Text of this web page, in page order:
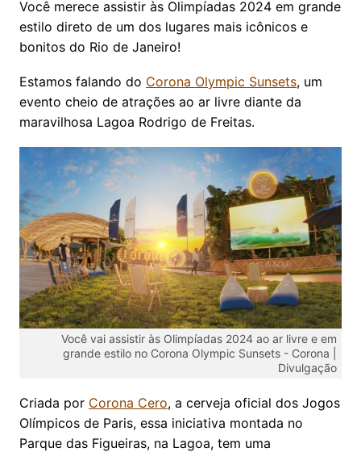
Você merece assistir às Olimpíadas 2024 em grande
estilo direto de um dos lugares mais icônicos e
bonitos do Rio de Janeiro!
Estamos falando do Corona Olympic Sunsets, um
evento cheio de atrações ao ar livre diante da
maravilhosa Lagoa Rodrigo de Freitas.
Você vai assistir às Olimpíadas 2024 ao ar livre e em
grande estilo no Corona Olympic Sunsets - Corona |
Divulgação
Criada por Corona Cero, a cerveja oficial dos Jogos
Olímpicos de Paris, essa iniciativa montada no
Parque das Figueiras, na Lagoa, tem uma